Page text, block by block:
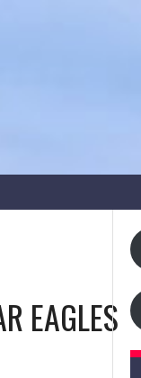
EAGLES